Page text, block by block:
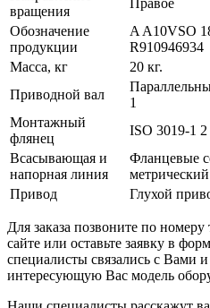
вращения
Правое
Обозначение
продукции
A A10VSO
R910946934
Масса, кг
20 кг.
Приводной вал
1
Монтажный
флянец
ISO 3019-1 2
Всасывающая и
напорная линия
Фланцевые
Привод
Глухой
Для заказа позвоните по
сайте или оставьте заявку в
специалисты связались с Вами
интересующую Вас модель